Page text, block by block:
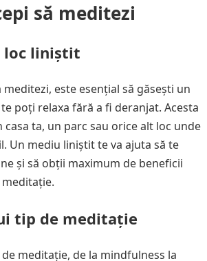
să meditezi
loc liniștit
meditezi, este esențial să găsești un
poți relaxa fără a fi deranjat. Acesta
ta, un parc sau orice alt loc unde
Un mediu liniștit te va ajuta să te
și să obții maximum de beneficii
tip de meditație
meditație, de la mindfulness la